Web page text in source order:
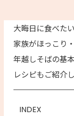
大晦日に食べた
家族がほっこり
年越しそばの基
レシピもご紹介し
INDEX